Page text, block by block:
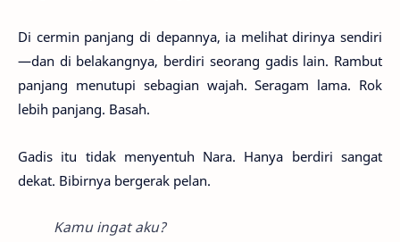
Di cermin panjang di depannya, ia melihat dirinya sendiri
—dan di belakangnya, berdiri seorang gadis lain. Rambut
panjang menutupi sebagian wajah. Seragam lama. Rok
lebih panjang. Basah.
Gadis itu tidak menyentuh Nara. Hanya berdiri sangat
dekat. Bibirnya bergerak pelan.
Kamu ingat aku?